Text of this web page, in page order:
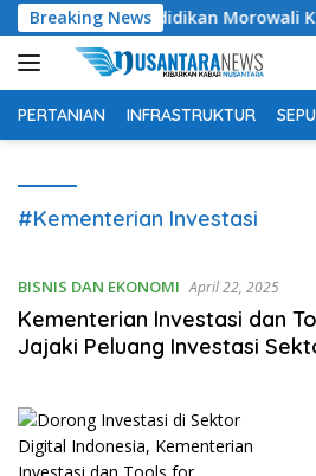
Langsung
ke
konten
Breaking News
Pendidikan Morowali
PERTANIAN INFRASTRUKTUR
#Kementerian Investasi
BISNIS DAN EKONOMI April 22, 2025
Kementerian Investasi dan
Jajaki Peluang Investasi